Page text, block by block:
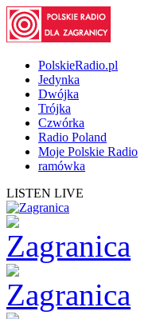
PolskieRadio.pl
Jedynka
Dwójka
Trójka
Czwórka
Radio Poland
Moje Polskie Radio
ramówka
LISTEN LIVE